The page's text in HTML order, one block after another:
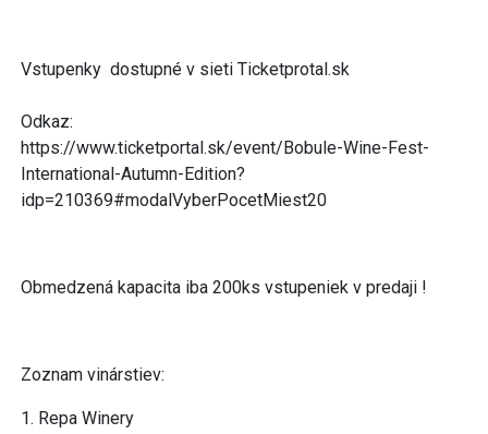
Vstupenky dostupné v sieti Ticketprotal.sk
Odkaz:
https://www.ticketportal.sk/event/Bobule-Wine-Fest-
International-Autumn-Edition?
idp=210369#modalVyberPocetMiest20
Obmedzená kapacita iba 200ks vstupeniek v predaji !
Zoznam vinárstiev:
1. Repa Winery